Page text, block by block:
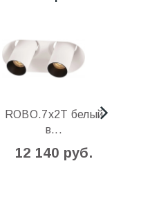
ROBO.7х2T белый
в...
12 140 руб.